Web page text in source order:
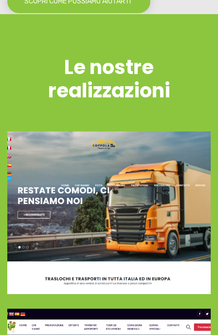
Le nostre
realizzazioni